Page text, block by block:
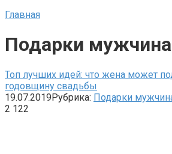
Главная
Подарки
Топ лучших идей: что жена может
годовщину свадьбы
19.07.2019Рубрика: Подарки
2 122